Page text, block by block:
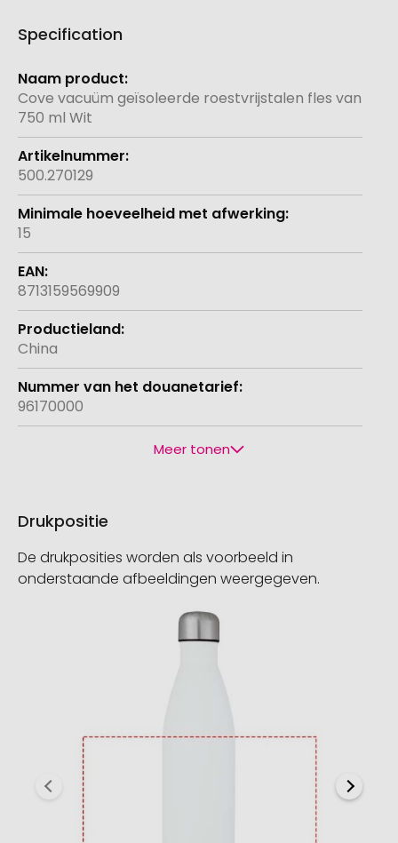
Specification
Meer
informatie
Cove vacuüm geïsoleerde roestvrijstalen fles van
750 ml Wit
500.270129
15
8713159569909
China
96170000
Meer tonen
Drukpositie
De drukposities worden als voorbeeld in
onderstaande afbeeldingen weergegeven.